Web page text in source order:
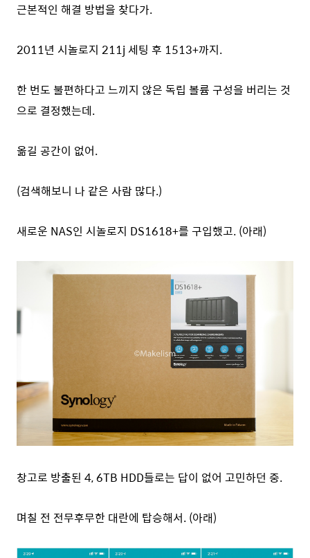
근본적인 해결 방법을 찾다가.
2011년 시놀로지 211j 세팅 후 1513+까지.
한 번도 불편하다고 느끼지 않은 독립 볼륨 구성을 버리는 것
으로 결정했는데.
옮길 공간이 없어.
(검색해보니 나 같은 사람 많다.)
새로운 NAS인 시놀로지 DS1618+를 구입했고. (아래)
창고로 방출된 4, 6TB HDD들로는 답이 없어 고민하던 중.
며칠 전 전무후무한 대란에 탑승해서. (아래)